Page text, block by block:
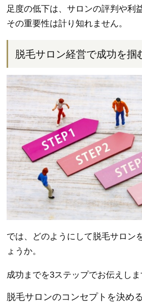
足度の低下は、サロンの評判や利
その重要性は計り知れません。
脱毛サロン経営で成功を掴
では、どのようにして脱毛サロン
ょうか。
成功までを3ステップでお伝えしま
脱毛サロンのコンセプトを決める